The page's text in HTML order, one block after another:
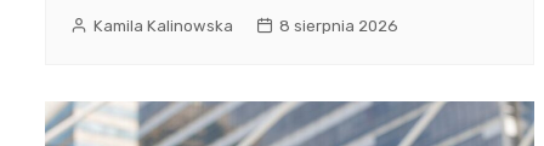
Kamila Kalinowska 8 sierpnia 2026